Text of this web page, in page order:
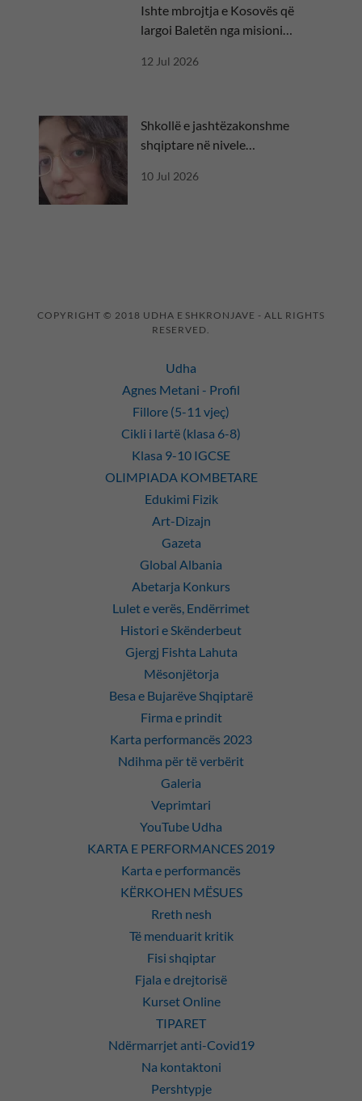
Ishte mbrojtja e Kosovës që
largoi Baletën nga misioni
12 Jul 2026
Shkollë e jashtëzakonshme
shqiptare në nivele
10 Jul 2026
COPYRIGHT © 2018 UDHA E SHKRONJAVE - ALL RIGHTS
RESERVED.
Udha
Agnes Metani - Profil
Fillore (5-11 vjeç)
Cikli i lartë (klasa 6-8)
Klasa 9-10 IGCSE
OLIMPIADA KOMBETARE
Edukimi Fizik
Art-Dizajn
Gazeta
Global Albania
Abetarja Konkurs
Lulet e verës, Endërrimet
Histori e Skënderbeut
Gjergj Fishta Lahuta
Mësonjëtorja
Besa e Bujarëve Shqiptarë
Firma e prindit
Karta performancës 2023
Ndihma për të verbërit
Galeria
Veprimtari
YouTube Udha
KARTA E PERFORMANCES 2019
Karta e performancës
KËRKOHEN MËSUES
Rreth nesh
Të menduarit kritik
Fisi shqiptar
Fjala e drejtorisë
Kurset Online
TIPARET
Ndërmarrjet anti-Covid19
Na kontaktoni
Pershtypje